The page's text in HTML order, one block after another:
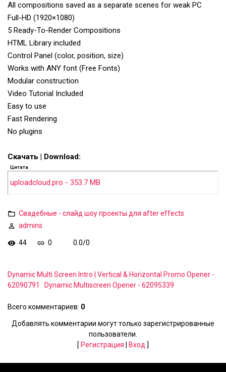
All compositions saved as a separate scenes for weak PC
Full-HD (1920×1080)
5 Ready-To-Render Compositions
HTML Library included
Control Panel (color, position, size)
Works with ANY font (Free Fonts)
Modular construction
Video Tutorial Included
Easy to use
Fast Rendering
No plugins
Скачать | Download:
Цитата
uploadcloud.pro - 353.7 MB
Свадебные - слайд шоу проекты для after effects
admins
44 0 0.0/0
Dynamic Multi Screen Intro | Vertical & Horizontal Promo Opener -
62090791
Dynamic Multiscreen Opener - 62095339
Всего комментариев: 0
Добавлять комментарии могут только зарегистрированные
пользователи.
[ Регистрация Вход ]